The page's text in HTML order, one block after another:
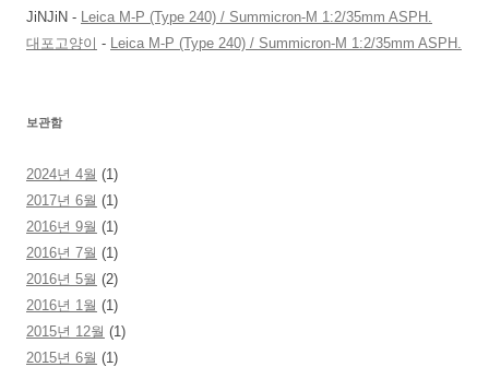
JiNJiN -
Leica M-P (Type 240) / Summicron-M 1:2/35mm ASPH.
대포고양이 - Leica M-P (Type 240) / Summicron-M 1:2/35mm ASPH.
보관함
2024년 4월 (1)
2017년 6월 (1)
2016년 9월 (1)
2016년 7월 (1)
2016년 5월 (2)
2016년 1월 (1)
2015년 12월 (1)
2015년 6월 (1)